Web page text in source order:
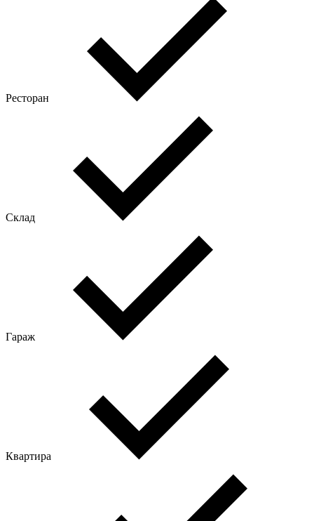
Ресторан
Склад
Гараж
Квартира